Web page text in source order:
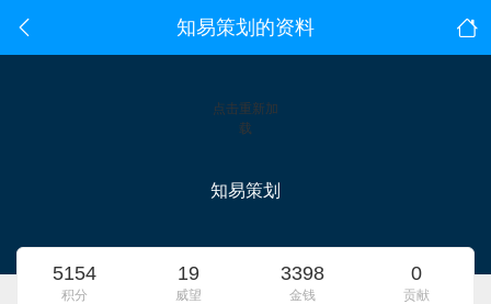
知易策划的资料
点击重新加
载
知易策划
5154
积分
19
威望
3398
金钱
0
贡献